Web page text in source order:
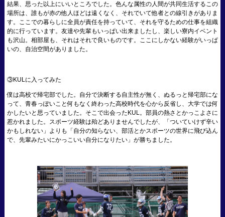
結果、思った以上にいいところでした。色んな属性の人間が共同生活するこの
場所は、誰もが赤の他人ほどは遠くなく、それでいて他者との線引きがありま
す。ここでの暮らしに全員が責任を持っていて、それを守るための仕事を組織
的に行っています。友達や先輩もいっぱい出来ましたし、楽しい寮内イベント
も沢山。相部屋も、それはそれで良いものです。ここにしかない経験がいっぱ
いの、自治空間がありました。
③KULに入ってみた
僕は高校で帰宅部でした。自分で決断する自主性が無く、ぬるっと帰宅部にな
って、青春っぽいこと何もなく終わった高校時代を心から反省し、大学では何
かしたいと思っていました。そこで出会ったKUL。部員の熱さとかっこよさに
惹かれました。スポーツ経験は殆どありませんでしたが、「ついていけず辛い
かもしれない」よりも「自分の知らない、部活とかスポーツの世界に飛び込ん
で、先輩みたいにかっこいい自分になりたい」が勝ちました。